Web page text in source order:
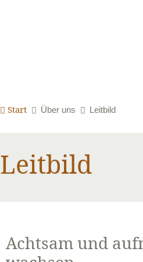
Start Über uns Leitbild
Leitbild
Achtsam und